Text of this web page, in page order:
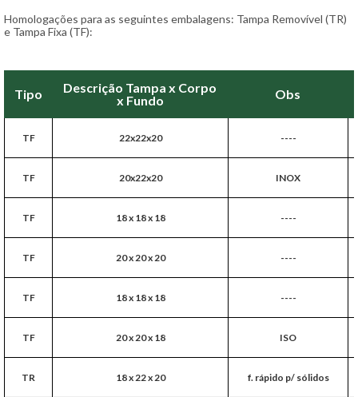
Homologações para as seguintes embalagens: Tampa Removível (TR)
e Tampa Fixa (TF):
Tipo
Descrição Tampa x Corpo
x Fundo
Obs
TF 22x22x20 ----
TF 20x22x20 INOX
TF 18 x 18 x 18 ----
TF 20 x 20 x 20 ----
TF 18 x 18 x 18 ----
TF 20 x 20 x 18 ISO
TR 18 x 22 x 20 f. rápido p/ sólidos